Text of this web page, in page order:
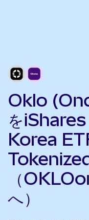
Oklo
を
Korea
（
へ）